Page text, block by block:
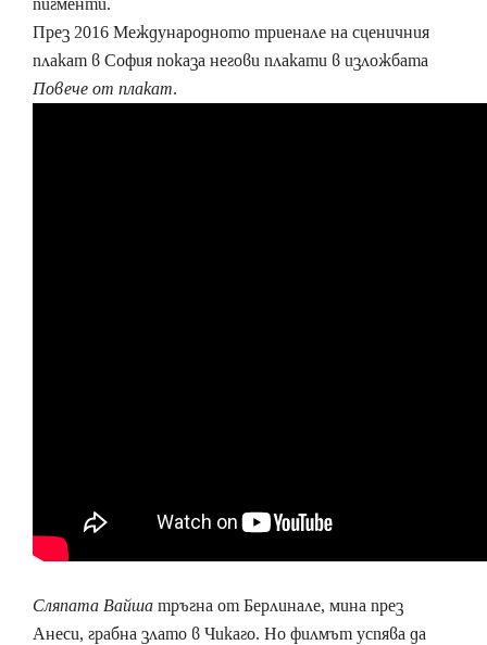
През 2016 Международното триенале на сценичния
плакат в София показа негови плакати в изложбата
Повече от плакат.
Сляпата Вайшатръгна от Берлинале, мина през
Анеси, грабна злато в Чикаго. Но филмът успява да